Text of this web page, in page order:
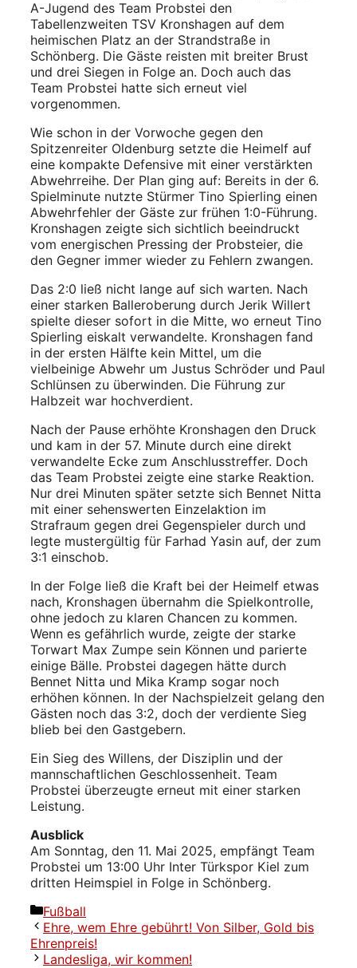
A-Jugend des Team Probstei den
Tabellenzweiten TSV Kronshagen auf dem
heimischen Platz an der Strandstraße in
Schönberg. Die Gäste reisten mit breiter Brust
und drei Siegen in Folge an. Doch auch das
Team Probstei hatte sich erneut viel
vorgenommen.
Wie schon in der Vorwoche gegen den
Spitzenreiter Oldenburg setzte die Heimelf auf
eine kompakte Defensive mit einer verstärkten
Abwehrreihe. Der Plan ging auf: Bereits in der 6.
Spielminute nutzte Stürmer Tino Spierling einen
Abwehrfehler der Gäste zur frühen 1:0-Führung.
Kronshagen zeigte sich sichtlich beeindruckt
vom energischen Pressing der Probsteier, die
den Gegner immer wieder zu Fehlern zwangen.
Das 2:0 ließ nicht lange auf sich warten. Nach
einer starken Balleroberung durch Jerik Willert
spielte dieser sofort in die Mitte, wo erneut Tino
Spierling eiskalt verwandelte. Kronshagen fand
in der ersten Hälfte kein Mittel, um die
vielbeinige Abwehr um Justus Schröder und Paul
Schlünsen zu überwinden. Die Führung zur
Halbzeit war hochverdient.
Nach der Pause erhöhte Kronshagen den Druck
und kam in der 57. Minute durch eine direkt
verwandelte Ecke zum Anschlusstreffer. Doch
das Team Probstei zeigte eine starke Reaktion.
Nur drei Minuten später setzte sich Bennet Nitta
mit einer sehenswerten Einzelaktion im
Strafraum gegen drei Gegenspieler durch und
legte mustergültig für Farhad Yasin auf, der zum
3:1 einschob.
In der Folge ließ die Kraft bei der Heimelf etwas
nach, Kronshagen übernahm die Spielkontrolle,
ohne jedoch zu klaren Chancen zu kommen.
Wenn es gefährlich wurde, zeigte der starke
Torwart Max Zumpe sein Können und parierte
einige Bälle. Probstei dagegen hätte durch
Bennet Nitta und Mika Kramp sogar noch
erhöhen können. In der Nachspielzeit gelang den
Gästen noch das 3:2, doch der verdiente Sieg
blieb bei den Gastgebern.
Ein Sieg des Willens, der Disziplin und der
mannschaftlichen Geschlossenheit. Team
Probstei überzeugte erneut mit einer starken
Leistung.
Ausblick
Am Sonntag, den 11. Mai 2025, empfängt Team
Probstei um 13:00 Uhr Inter Türkspor Kiel zum
dritten Heimspiel in Folge in Schönberg.
Kategorien
Fußball
Ehre, wem Ehre gebührt! Von Silber, Gold bis
Ehrenpreis!
Landesliga, wir kommen!